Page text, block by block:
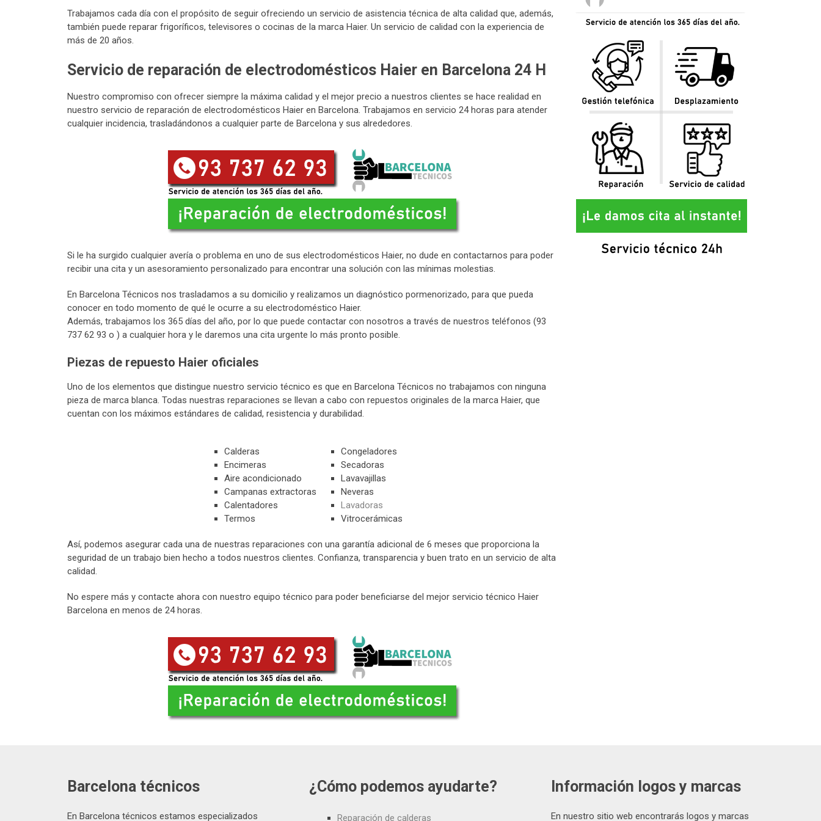
Trabajamos cada día con el propósito de seguir ofreciendo un servicio de asistencia técnica de alta calidad que, además,
también puede reparar frigoríficos, televisores o cocinas de la marca Haier. Un servicio de calidad con la experiencia de
más de 20 años.
Servicio de reparación de electrodomésticos Haier en Barcelona 24 H
Nuestro compromiso con ofrecer siempre la máxima calidad y el mejor precio a nuestros clientes se hace realidad en
nuestro servicio de reparación de electrodomésticos Haier en Barcelona. Trabajamos en servicio 24 horas para atender
cualquier incidencia, trasladándonos a cualquier parte de Barcelona y sus alrededores.
Si le ha surgido cualquier avería o problema en uno de sus electrodomésticos Haier, no dude en contactarnos para poder
recibir una cita y un asesoramiento personalizado para encontrar una solución con las mínimas molestias.
En Barcelona Técnicos nos trasladamos a su domicilio y realizamos un diagnóstico pormenorizado, para que pueda
conocer en todo momento de qué le ocurre a su electrodoméstico Haier.
Además, trabajamos los 365 días del año, por lo que puede contactar con nosotros a través de nuestros teléfonos (93
737 62 93 o ) a cualquier hora y le daremos una cita urgente lo más pronto posible.
Piezas de repuesto Haier oficiales
Uno de los elementos que distingue nuestro servicio técnico es que en Barcelona Técnicos no trabajamos con ninguna
pieza de marca blanca. Todas nuestras reparaciones se llevan a cabo con repuestos originales de la marca Haier, que
cuentan con los máximos estándares de calidad, resistencia y durabilidad.
Calderas
Encimeras
Aire acondicionado
Campanas extractoras
Calentadores
Termos
Congeladores
Secadoras
Lavavajillas
Neveras
Lavadoras
Vitrocerámicas
Así, podemos asegurar cada una de nuestras reparaciones con una garantía adicional de 6 meses que proporciona la
seguridad de un trabajo bien hecho a todos nuestros clientes. Confianza, transparencia y buen trato en un servicio de alta
calidad.
No espere más y contacte ahora con nuestro equipo técnico para poder beneficiarse del mejor servicio técnico Haier
Barcelona en menos de 24 horas.
Barcelona técnicos
En Barcelona técnicos estamos especializados
¿Cómo podemos ayudarte?
Reparación de calderas
Información logos y marcas
En nuestro sitio web encontrarás logos y marcas